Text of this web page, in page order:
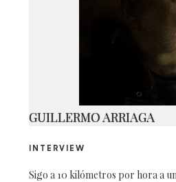
GUILLERMO ARRIAGA
INTERVIEW
Sigo a 10 kilómetros por hora a